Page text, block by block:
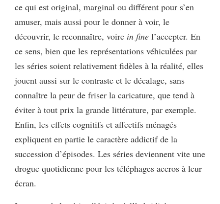
ce qui est original, marginal ou différent pour s’en
amuser, mais aussi pour le donner à voir, le
découvrir, le reconnaître, voire in fine l’accepter. En
ce sens, bien que les représentations véhiculées par
les séries soient relativement fidèles à la réalité, elles
jouent aussi sur le contraste et le décalage, sans
connaître la peur de friser la caricature, que tend à
éviter à tout prix la grande littérature, par exemple.
Enfin, les effets cognitifs et affectifs ménagés
expliquent en partie le caractère addictif de la
succession d’épisodes. Les séries deviennent vite une
drogue quotidienne pour les téléphages accros à leur
écran.